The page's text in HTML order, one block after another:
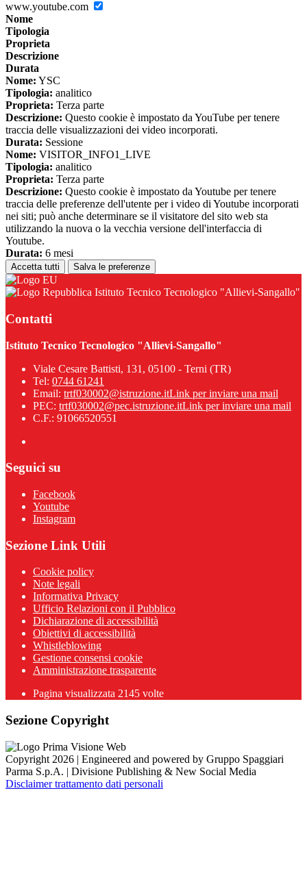
www.youtube.com
Nome
Tipologia
Proprieta
Descrizione
Durata
Nome: YSC
Tipologia: analitico
Proprieta: Terza parte
Descrizione: Questo cookie è impostato da YouTube per tenere
traccia delle visualizzazioni dei video incorporati.
Durata: Sessione
Nome: VISITOR_INFO1_LIVE
Tipologia: analitico
Proprieta: Terza parte
Descrizione: Questo cookie è impostato da Youtube per tenere
traccia delle preferenze dell'utente per i video di Youtube incorporati
nei siti; può anche determinare se il visitatore del sito web sta
utilizzando la nuova o la vecchia versione dell'interfaccia di
Youtube.
Durata: 6 mesi
Accetta tutti Salva le preferenze
Istituto Tecnico Tecnologico "Allievi-Sangallo"
Contatti
Istituto Tecnico Tecnologico "Allievi-Sangallo"
Viale Cesare Battisti, 131, 05100 - Terni (TR)
Tel: 0744 61241
Email: trtf030002@istruzione.itLink per inviare una mail
PEC: trtf030002@pec.istruzione.itLink per inviare una mail
C.F.: 91066520551
Seguici su
Facebook
Youtube
Instagram
Sezione Link Utili
Cookie policy
Note legali
Informativa Privacy
Ufficio Relazioni con il Pubblico
Dichiarazione di accessibilità
Obiettivi di accessibilità
Whistleblowing
Gestione consensi cookie
Amministrazione trasparente
Pagina visualizzata 2145 volte
Sezione Copyright
Copyright 2026 | Engineered and powered by Gruppo Spaggiari
Parma S.p.A. | Divisione Publishing & New Social Media
Disclaimer trattamento dati personali